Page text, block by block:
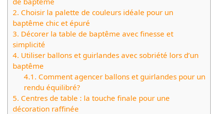
2. Choisir la palette de couleurs idéale pour un
baptême chic et épuré
3. Décorer la table de baptême avec finesse et
simplicité
4. Utiliser ballons et guirlandes avec sobriété lors d’un
baptême
4.1. Comment agencer ballons et guirlandes pour un
rendu équilibré?
5. Centres de table : la touche finale pour une
décoration raffinée